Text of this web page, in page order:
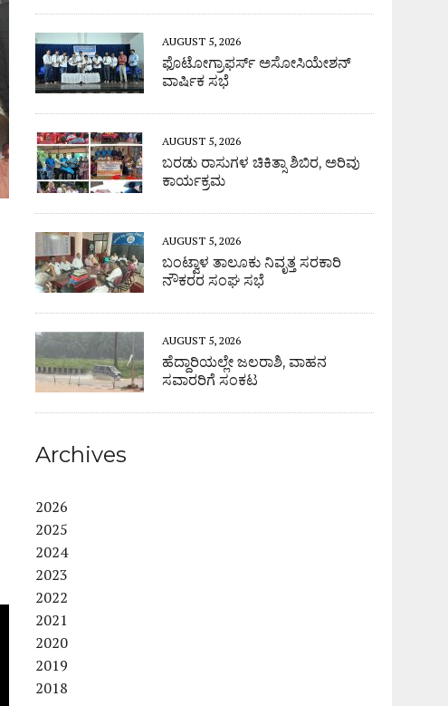
AUGUST 5, 2026
ಫೊಟೋಗ್ರಾಫರ್ಸ್ ಅಸೋಸಿಯೇಶನ್
ವಾರ್ಷಿಕ ಸಭೆ
AUGUST 5, 2026
ಬರಡು ರಾಸುಗಳ ಚಿಕಿತ್ಸಾ ಶಿಬಿರ, ಅರಿವು
ಕಾರ್ಯಕ್ರಮ
AUGUST 5, 2026
ಬಂಟ್ವಾಳ ತಾಲೂಕು ನಿವೃತ್ತ ಸರಕಾರಿ
ನೌಕರರ ಸಂಘ ಸಭೆ
AUGUST 5, 2026
ಹೆದ್ದಾರಿಯಲ್ಲೇ ಜಲರಾಶಿ, ವಾಹನ
ಸವಾರರಿಗೆ ಸಂಕಟ
Archives
2026
2025
2024
2023
2022
2021
2020
2019
2018